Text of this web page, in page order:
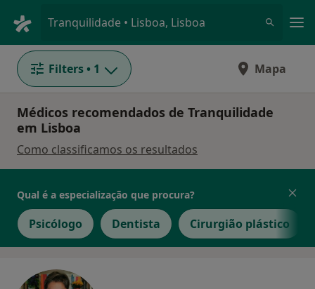
Tranquilidade • Lisboa, Lisboa
Filters • 1 Mapa
Médicos recomendados de Tranquilidade
em Lisboa
Como classificamos os resultados
Qual é a especialização que procura?
Psicólogo Dentista Cirurgião plástico